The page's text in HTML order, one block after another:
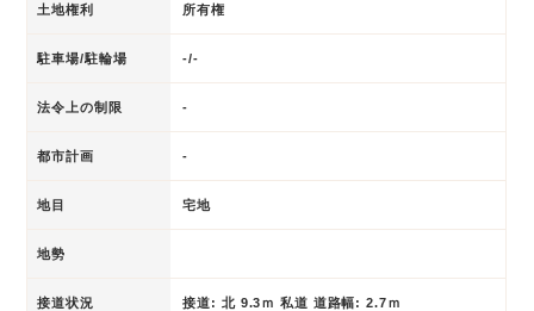
土地権利 所有権
駐車場/駐輪場 -/-
法令上の制限 -
都市計画 -
地目 宅地
地勢
接道状況 接道: 北 9.3ｍ 私道 道路幅: 2.7ｍ